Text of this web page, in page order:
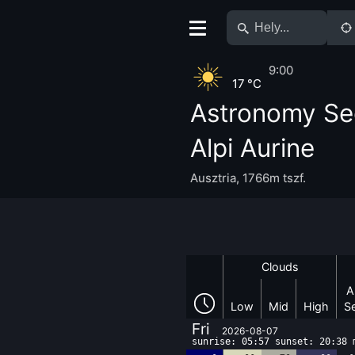
Astronomy
Alpi Aurine
Ausztria, 1766m tszf.
17 °C
9:00
Clouds
Low Mid High
Fri 2026-08-07
sunrise: 05:57 sunset: 20:38